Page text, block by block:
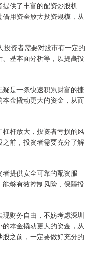
供了丰富的配资炒股机
用资金放大投资规模，从
投资者需要对股市有一定的
基本面分析等，以提高投
是一条快速积累财富的捷
金撬动更大的资金，从而
杆放大，投资者亏损的风
前，投资者需要充分了解
提供安全可靠的配资服
够有效控制风险，保障投
财务自由，不妨考虑深圳
本金撬动更大的资金，从
之前，一定要做好充分的